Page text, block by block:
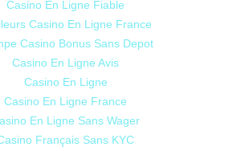
Casino En Ligne Fiable
Casino En Ligne France
Casino Bonus Sans Depot
Casino En Ligne Avis
Casino En Ligne
Casino En Ligne France
En Ligne Sans Wager
Français Sans KYC